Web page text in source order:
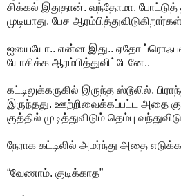
சிக்கல் இதுதான். வந்தோமா,
முடியாது. பேச
ஐயையோ.. என்ன இது.. ஏதோ
யோசிக்க ஆரம்பித்துவிட்டேனே..
கட்டிலுக்கருகில் இருந்த ஸ்டூலில்,
இருந்தது. ஊற்றிவைக்கப்பட்ட அதை
குத்தில் முடித்துவிடும் தெம்பு
நேராக கட்டிலில் அமர்ந்து அதை
“வேணாம். குடிக்காத”